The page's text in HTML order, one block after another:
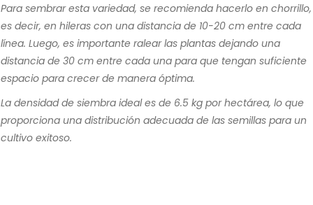
Para sembrar esta variedad, se recomienda hacerlo en chorrillo,
es decir, en hileras con una distancia de 10-20 cm entre cada
línea. Luego, es importante ralear las plantas dejando una
distancia de 30 cm entre cada una para que tengan suficiente
espacio para crecer de manera óptima.
La densidad de siembra ideal es de 6.5 kg por hectárea, lo que
proporciona una distribución adecuada de las semillas para un
cultivo exitoso.